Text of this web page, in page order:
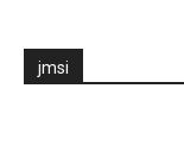
jmsi